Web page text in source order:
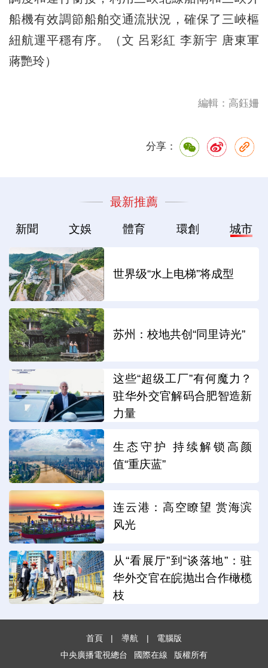
船機有效調節船舶交通流狀況，確保了三峽樞
紐航運平穩有序。（文 呂彩紅 李新宇 唐東軍
蔣艷玲）
編輯：高鈺姍
分享：
最新推薦
新聞 文娛 體育 環創 城市
世界级“水上电梯”将成型
苏州：校地共创“同里诗光”
这些“超级工厂”有何魔力？
驻华外交官解码合肥智造新
力量
生态守护 持续解锁高颜
值“重庆蓝”
连云港：高空瞭望 赏海滨
风光
从“看展厅”到“谈落地”：驻
华外交官在皖抛出合作橄榄
枝
首頁 | 導航 |
電腦版
中央廣播電視總台
國際在線 版權所有